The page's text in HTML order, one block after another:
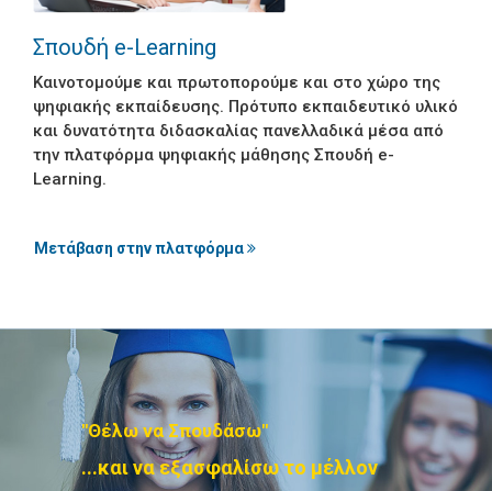
Ανθρωπιστικών Σπουδών
Θετικών Σπουδών
Γ΄ Λυκείου
Σπουδών Επιστημών
Υγείας
Σπουδές Οικονομίας και
Πληροφορικής
Σπουδή e-Learning
Καινοτομούμε και πρωτοπορούμε και στο χώρο της
ψηφιακής εκπαίδευσης. Πρότυπο εκπαιδευτικό υλικό
και δυνατότητα διδασκαλίας πανελλαδικά μέσα από
την πλατφόρμα ψηφιακής μάθησης Σπουδή e-
Learning.
Μετάβαση στην πλατφόρμα
"Θέλω να Σπουδάσω"
...και να εξασφαλίσω το μέλλον